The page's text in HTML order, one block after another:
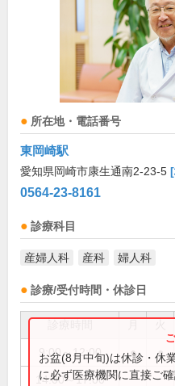
所在地・電話番号
東岡崎駅
愛知県岡崎市康生通南2-23-5
0564-23-8161
診療科目
産婦人科 産科 婦人科
診療/受付時間・休診日
9:00～12:00 ● ●
14:00～17:00
お盆(8月中旬)は休診・休
に必ず医療機関に直接ご確